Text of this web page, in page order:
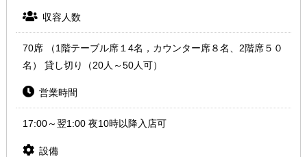
収容人数
70席 （1階テーブル席１4名，カウンター席８名、2階席５０
名） 貸し切り（20人～50人可）
営業時間
17:00～翌1:00 夜10時以降入店可
設備